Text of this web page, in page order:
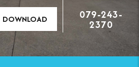
DOWNLOAD 079-243-
2370